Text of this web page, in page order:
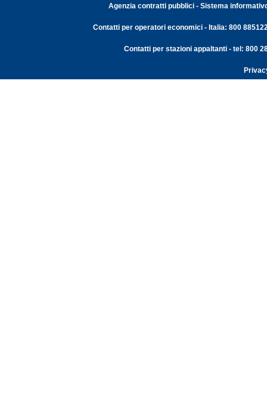
Agenzia contratti pubblici - Sistema
Contatti per operatori economici - Italia: 800
Contatti per stazioni appaltanti - tel: 800